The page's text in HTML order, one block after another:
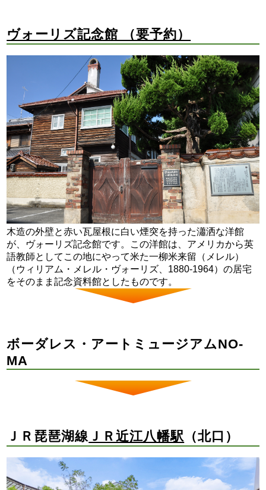
ヴォーリズ記念館 （要予約）
木造の外壁と赤い瓦屋根に白い煙突を持った瀟洒な洋館
が、ヴォーリズ記念館です。この洋館は、アメリカから英
語教師としてこの地にやって米た一柳米来留（メレル）
（ウィリアム・メレル・ヴォーリズ、1880-1964）の居宅
をそのまま記念資料館としたものです。
ボーダレス・アートミュージアムNO-
MA
ＪＲ琵琶湖線 ＪＲ近江八幡駅 （北口）